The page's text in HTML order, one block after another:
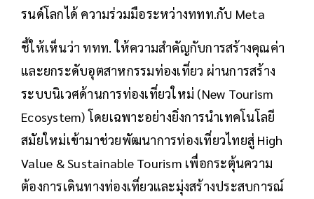
รนด์โลกได้ ความร่วมมือระหว่างททท.กับ Meta
ชี้ให้เห็นว่า ททท. ให้ความสำคัญกับการสร้างคุณค่า
และยกระดับอุตสาหกรรมท่องเที่ยว ผ่านการสร้าง
ระบบนิเวศด้านการท่องเที่ยวใหม่ (New Tourism
Ecosystem) โดยเฉพาะอย่างยิ่งการนำเทคโนโลยี
สมัยใหม่เข้ามาช่วยพัฒนาการท่องเที่ยวไทยสู่ High
Value & Sustainable Tourism เพื่อกระตุ้นความ
ต้องการเดินทางท่องเที่ยวและมุ่งสร้างประสบการณ์